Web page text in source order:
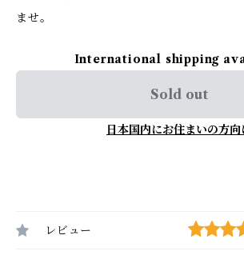
ませ。
International shipping
Sold out
日本国内にお住まいの方向
レビュー